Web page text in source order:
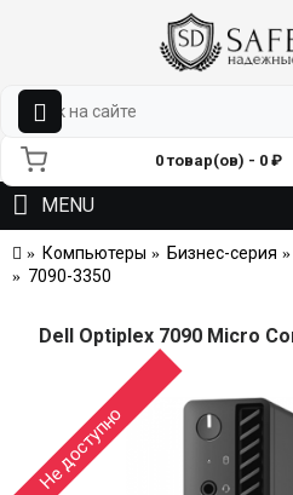
0 товар(ов) - 0 ₽
MENU
Компьютеры Бизнес-серия
7090-3350
Не доступно